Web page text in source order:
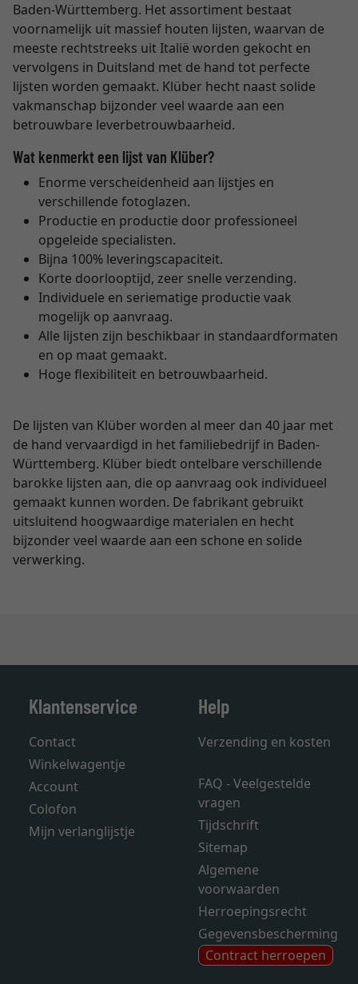
Baden-Württemberg. Het assortiment bestaat
voornamelijk uit massief houten lijsten, waarvan de
meeste rechtstreeks uit Italië worden gekocht en
vervolgens in Duitsland met de hand tot perfecte
lijsten worden gemaakt. Klüber hecht naast solide
vakmanschap bijzonder veel waarde aan een
betrouwbare leverbetrouwbaarheid.
Wat kenmerkt een lijst van Klüber?
Enorme verscheidenheid aan lijstjes en
verschillende fotoglazen.
Productie en productie door professioneel
opgeleide specialisten.
Bijna 100% leveringscapaciteit.
Korte doorlooptijd, zeer snelle verzending.
Individuele en seriematige productie vaak
mogelijk op aanvraag.
Alle lijsten zijn beschikbaar in standaardformaten
en op maat gemaakt.
Hoge flexibiliteit en betrouwbaarheid.
De lijsten van Klüber worden al meer dan 40 jaar met
de hand vervaardigd in het familiebedrijf in Baden-
Württemberg. Klüber biedt ontelbare verschillende
barokke lijsten aan, die op aanvraag ook individueel
gemaakt kunnen worden. De fabrikant gebruikt
uitsluitend hoogwaardige materialen en hecht
bijzonder veel waarde aan een schone en solide
verwerking.
Klantenservice
Contact
Winkelwagentje
Account
Colofon
Mijn verlanglijstje
Help
Verzending en kosten
FAQ - Veelgestelde
vragen
Tijdschrift
Sitemap
Algemene
voorwaarden
Herroepingsrecht
Gegevensbescherming
Contract herroepen